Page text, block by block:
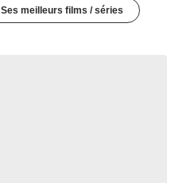
Ses meilleurs films / séries